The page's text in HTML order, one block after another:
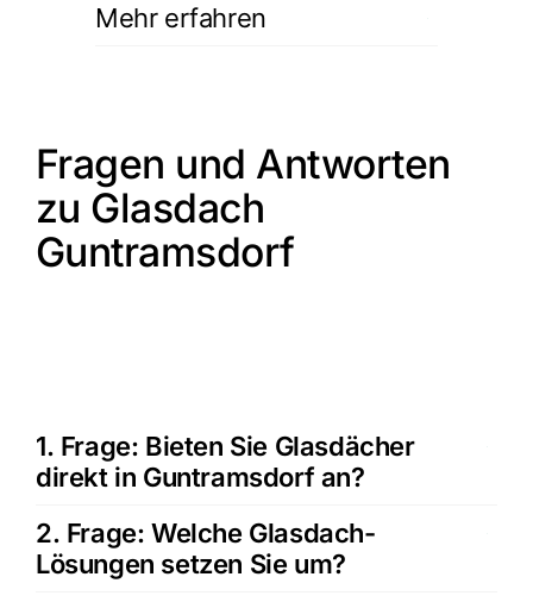
Mehr erfahren
Fragen und Antworten
zu Glasdach
Guntramsdorf
1. Frage: Bieten Sie Glasdächer
direkt in Guntramsdorf an?
2. Frage: Welche Glasdach-
Lösungen setzen Sie um?